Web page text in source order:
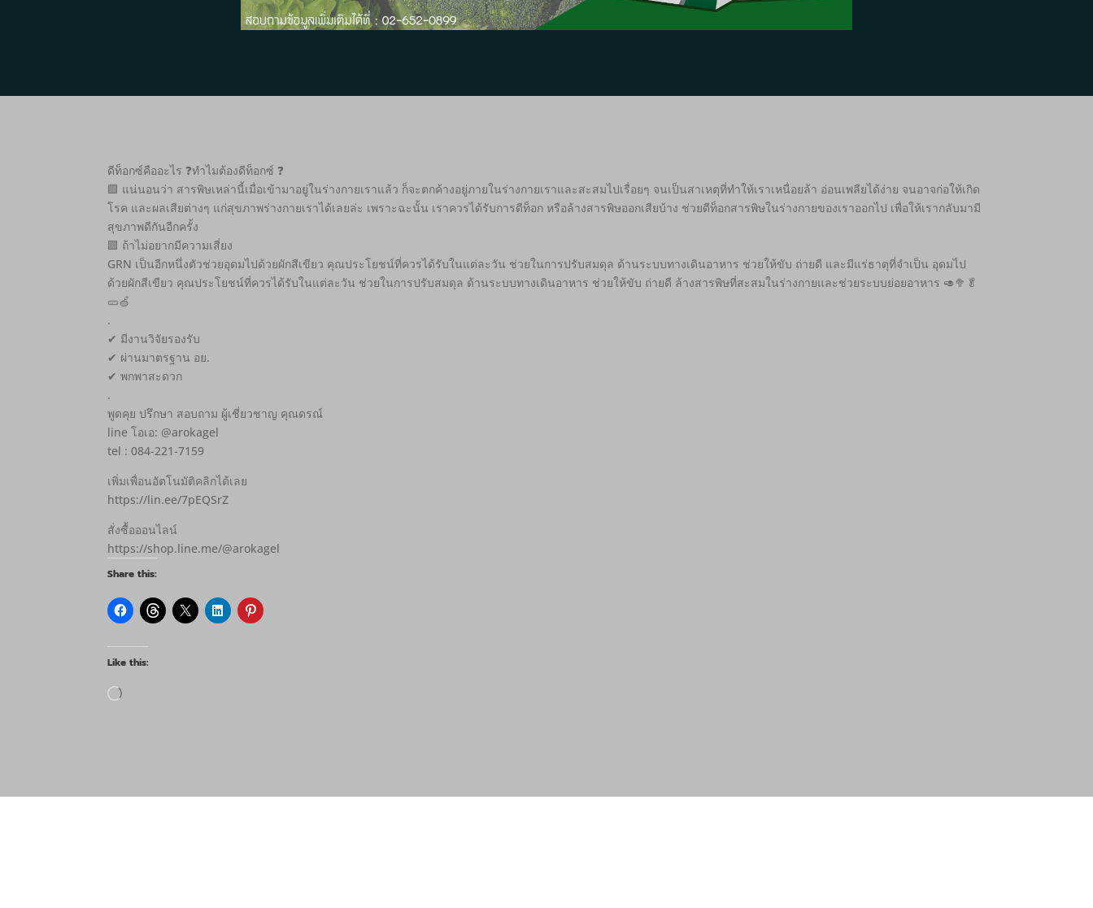
ดีท็อกซ์คืออะไร ❓ทำไมต้องดีท็อกซ์ ❓
🟩 แน่นอนว่า สารพิษเหล่านี้เมื่อเข้ามาอยู่ในร่างกายเราแล้ว ก็จะตกค้างอยู่ภายในร่างกายเราและสะสมไปเรื่อยๆ จนเป็นสาเหตุที่ทำให้เราเหนื่อยล้า อ่อนเพลียได้ง่าย จนอาจก่อให้เกิด
โรค และผลเสียต่างๆ แก่สุขภาพร่างกายเราได้เลยล่ะ เพราะฉะนั้น เราควรได้รับการดีท็อก หรือล้างสารพิษออกเสียบ้าง ช่วยดีท็อกสารพิษในร่างกายของเราออกไป เพื่อให้เรากลับมามี
สุขภาพดีกันอีกครั้ง
🟩 ถ้าไม่อยากมีความเสี่ยง
GRN เป็นอีกหนึ่งตัวช่วยอุดมไปด้วยผักสีเขียว คุณประโยชน์ที่ควรได้รับในแต่ละวัน ช่วยในการปรับสมดุล ด้านระบบทางเดินอาหาร ช่วยให้ขับ ถ่ายดี และมีแร่ธาตุที่จำเป็น อุดมไป
ด้วยผักสีเขียว คุณประโยชน์ที่ควรได้รับในแต่ละวัน ช่วยในการปรับสมดุล ด้านระบบทางเดินอาหาร ช่วยให้ขับ ถ่ายดี ล้างสารพิษที่สะสมในร่างกายและช่วยระบบย่อยอาหาร 🥑🥦🥬
🥒🍏
.
✔ มีงานวิจัยรองรับ
✔ ผ่านมาตรฐาน อย.
✔ พกพาสะดวก
.
พูดคุย ปรึกษา สอบถาม ผู้เชี่ยวชาญ คุณดรณ์
line โอเอ: @arokagel
tel : 084-221-7159
เพิ่มเพื่อนอัตโนมัติคลิกได้เลย
https://lin.ee/7pEQSrZ
สั่งซื้อออนไลน์
https://shop.line.me/@arokagel
Share this:
Like this:
Loading…